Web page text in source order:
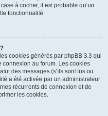
à cocher, il est probable qu’un
fonctionnalité.
cookies générés par phpBB 3.3 qui
connexion au forum. Les cookies
des messages (s’ils sont lus ou
a été activée par un administrateur
récurrents de connexion et de
les cookies.